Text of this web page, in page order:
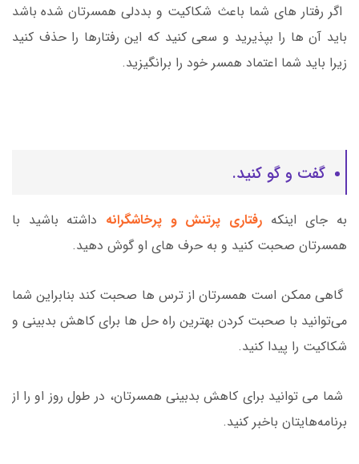
اگر رفتار های شما باعث شکاکیت و بددلی همسرتان شده باشد
باید آن ها را بپذیرید و سعی کنید که این رفتارها را حذف کنید
زیرا باید شما اعتماد همسر خود را برانگیزید.
گفت و گو کنید.
به جای اینکه رفتاری پرتنش و پرخاشگرانه داشته باشید با
همسرتان صحبت کنید و به حرف های او گوش دهید.
گاهی ممکن است همسرتان از ترس ها صحبت کند بنابراین شما
می‌توانید با صحبت کردن بهترین راه حل ها برای کاهش بدبینی و
شکاکیت را پیدا کنید.
شما می توانید برای کاهش بدبینی همسرتان، در طول روز او را از
برنامه‌هایتان باخبر کنید.